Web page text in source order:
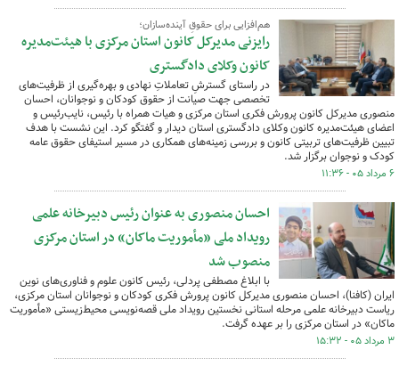
هم‌افزایی برای حقوقِ آینده‌سازان؛
رایزنی مدیرکل کانون استان مرکزی با هیئت‌مدیره
کانون وکلای دادگستری
در راستای گسترشِ تعاملاتِ نهادی و بهره‌گیری از ظرفیت‌های
تخصصی جهت صیانت از حقوق کودکان و نوجوانان، احسان
منصوری مدیرکل کانون پرورش فکری استان مرکزی و هیات همراه با رئیس، نایب‌رئیس و
اعضای هیئت‌مدیره کانون وکلای دادگستری استان دیدار و گفتگو کرد. این نشست با هدف
تبیین ظرفیت‌های تربیتی کانون و بررسی زمینه‌های همکاری در مسیر استیفای حقوق عامه
کودک و نوجوان برگزار شد.
۶ مرداد ۰۵ - ۱۱:۳۶
احسان منصوری به عنوان رئیس دبیرخانه علمی
رویداد ملی «مأموریت ماکان» در استان مرکزی
منصوب شد
با ابلاغ مصطفی پردلی، رئیس کانون علوم و فناوری‌های نوین
ایران (کافنا)، احسان منصوری مدیرکل کانون پرورش فکری کودکان و نوجوانان استان مرکزی،
ریاست دبیرخانه علمی مرحله استانی نخستین رویداد ملی قصه‌نویسی محیط‌زیستی «مأموریت
ماکان» در استان مرکزی را بر عهده گرفت.
۳ مرداد ۰۵ - ۱۵:۳۲